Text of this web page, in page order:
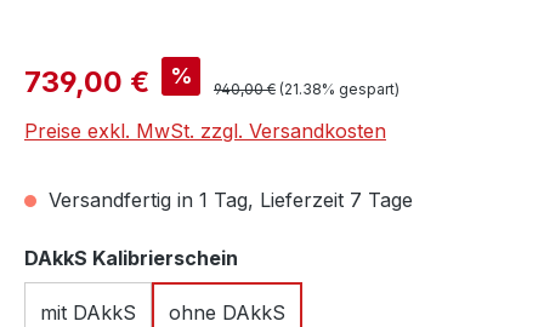
Verkaufspreis:
739,00 € % Regulärer Preis:
940,00 € (21.38% gespart)
Preise exkl. MwSt. zzgl. Versandkosten
Versandfertig in 1 Tag, Lieferzeit 7 Tage
DAkkS Kalibrierschein
mit DAkkS ohne DAkkS